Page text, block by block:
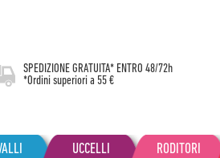
SPEDIZIONE GRATUITA* ENTRO 48/72h
*Ordini superiori a 55 €
UCCELLI RODITORI